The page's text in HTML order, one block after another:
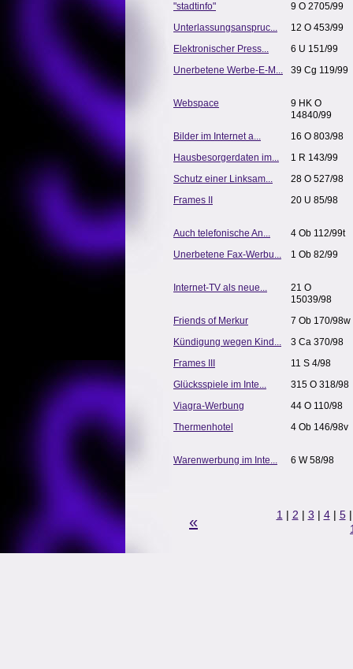
"stadtinfo"
9 O 2705/99
Unterlassungsanspruc...
12 O 453/99
Elektronischer Press...
6 U 151/99
Unerbetene Werbe-E-M...
39 Cg 119/99
Webspace
9 HK O
14840/99
Bilder im Internet a...
16 O 803/98
Hausbesorgerdaten im...
1 R 143/99
Schutz einer Linksam...
28 O 527/98
Frames II
20 U 85/98
Auch telefonische An...
4 Ob 112/99t
Unerbetene Fax-Werbu...
1 Ob 82/99
Internet-TV als neue...
21 O
15039/98
Friends of Merkur
7 Ob 170/98w
Kündigung wegen Kind...
3 Ca 370/98
Frames III
11 S 4/98
Glücksspiele im Inte...
315 O 318/98
Viagra-Werbung
44 O 110/98
Thermenhotel
4 Ob 146/98v
Warenwerbung im Inte... 6 W 58/98
« 1 | 2 | 3 | 4| 5